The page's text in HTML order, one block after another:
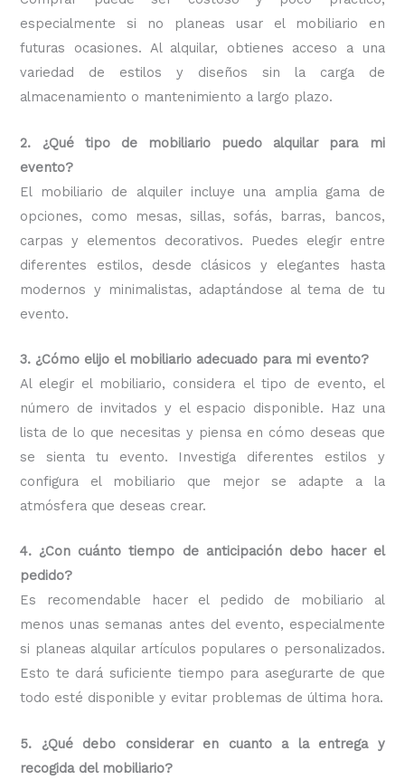
especialmente si no planeas usar el mobiliario en
futuras ocasiones. Al alquilar, obtienes acceso a una
variedad de estilos y diseños sin la carga de
almacenamiento o mantenimiento a largo plazo.
2. ¿Qué tipo de mobiliario puedo alquilar para mi
evento?
El mobiliario de alquiler incluye una amplia gama de
opciones, como mesas, sillas, sofás, barras, bancos,
carpas y elementos decorativos. Puedes elegir entre
diferentes estilos, desde clásicos y elegantes hasta
modernos y minimalistas, adaptándose al tema de tu
evento.
3. ¿Cómo elijo el mobiliario adecuado para mi evento?
Al elegir el mobiliario, considera el tipo de evento, el
número de invitados y el espacio disponible. Haz una
lista de lo que necesitas y piensa en cómo deseas que
se sienta tu evento. Investiga diferentes estilos y
configura el mobiliario que mejor se adapte a la
atmósfera que deseas crear.
4. ¿Con cuánto tiempo de anticipación debo hacer el
pedido?
Es recomendable hacer el pedido de mobiliario al
menos unas semanas antes del evento, especialmente
si planeas alquilar artículos populares o personalizados.
Esto te dará suficiente tiempo para asegurarte de que
todo esté disponible y evitar problemas de última hora.
5. ¿Qué debo considerar en cuanto a la entrega y
recogida del mobiliario?